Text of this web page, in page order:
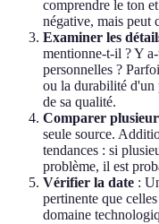
comprendre le ton
négative, mais peut
Examiner les
mentionne-t-il ? Y
personnelles ?
ou la durabilité d'un
de sa qualité.
Comparer
seule source.
tendances : si
problème, il est
Vérifier la date :
pertinente que
domaine